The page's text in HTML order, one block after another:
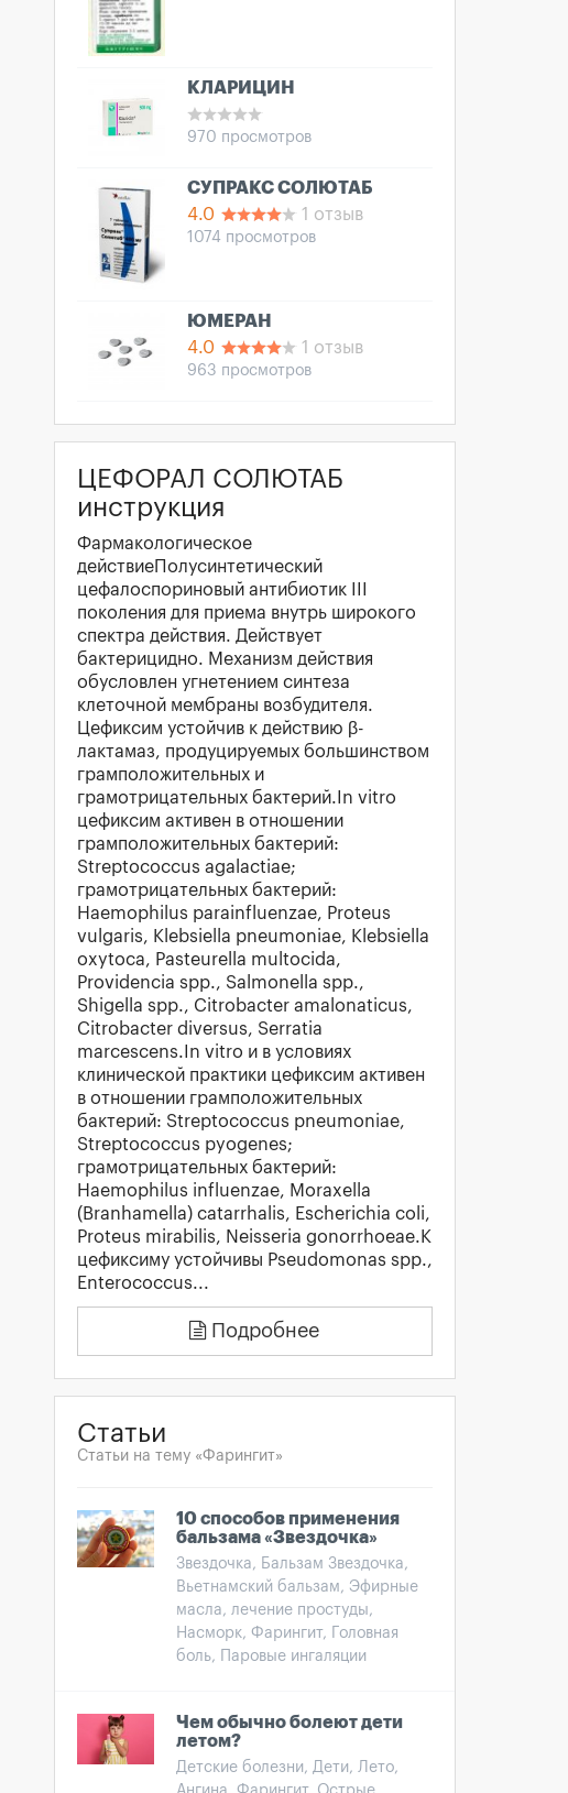
КЛАРИЦИН
970 просмотров
СУПРАКС СОЛЮТАБ
4.0
1 отзыв
1074 просмотров
ЮМЕРАН
4.0
1 отзыв
963 просмотров
ЦЕФОРАЛ СОЛЮТАБ
инструкция
Фармакологическое
действиеПолусинтетический
цефалоспориновый антибиотик III
поколения для приема внутрь широкого
спектра действия. Действует
бактерицидно. Механизм действия
обусловлен угнетением синтеза
клеточной мембраны возбудителя.
Цефиксим устойчив к действию β-
лактамаз, продуцируемых большинством
грамположительных и
грамотрицательных бактерий.In vitro
цефиксим активен в отношении
грамположительных бактерий:
Streptococcus agalactiae;
грамотрицательных бактерий:
Haemophilus parainfluenzae, Proteus
vulgaris, Klebsiella pneumoniae, Klebsiella
oxytoca, Pasteurella multocida,
Providencia spp., Salmonella spp.,
Shigella spp., Citrobacter amalonaticus,
Citrobacter diversus, Serratia
marcescens.In vitro и в условиях
клинической практики цефиксим активен
в отношении грамположительных
бактерий: Streptococcus pneumoniae,
Streptococcus pyogenes;
грамотрицательных бактерий:
Haemophilus influenzae, Moraxella
(Branhamella) catarrhalis, Escherichia coli,
Proteus mirabilis, Neisseria gonorrhoeae.К
цефиксиму устойчивы Pseudomonas spp.,
Enterococcus...
Подробнее
Статьи
Статьи на тему «Фарингит»
10 способов применения
бальзама «Звездочка»
Звездочка, Бальзам Звездочка,
Вьетнамский бальзам, Эфирные
масла, лечение простуды,
Насморк, Фарингит, Головная
боль, Паровые ингаляции
Чем обычно болеют дети
летом?
Детские болезни, Дети, Лето,